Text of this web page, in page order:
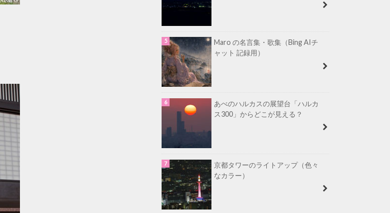
Maro の名言集・歌集（Bing AIチ
ャット 記録用）
あべのハルカスの展望台「ハルカ
ス300」からどこが見える？
京都タワーのライトアップ（色々
なカラー）